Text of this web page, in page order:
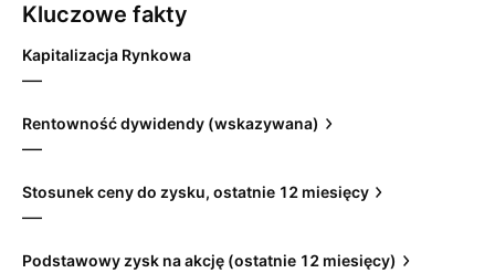
Kluczowe fakty
Kapitalizacja Rynkowa
—
Rentowność dywidendy (wskazywana)
—
Stosunek ceny do zysku, ostatnie 12 miesięcy
—
Podstawowy zysk na akcję (ostatnie 12 miesięcy)